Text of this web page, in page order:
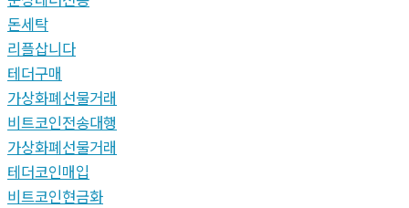
돈세탁
리플삽니다
테더구매
가상화폐선물거래
비트코인전송대행
가상화폐선물거래
테더코인매입
비트코인현금화